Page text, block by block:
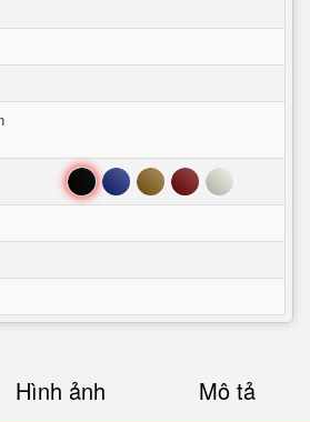
Đen Xanh Nâu Đỏ Trắng
Hình ảnh Mô tả